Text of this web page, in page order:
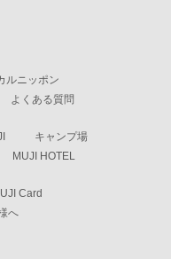
ルニッポン
よくある質問
キャンプ場
MUJI HOTEL
Card
へ